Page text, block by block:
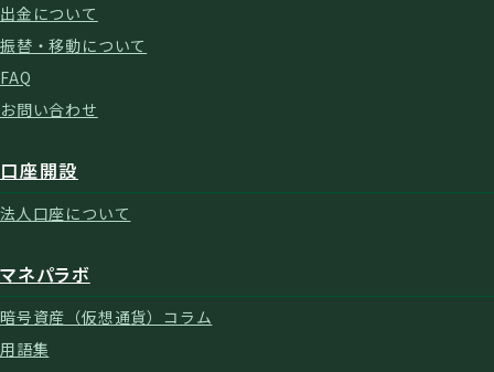
出金について
振替・移動について
FAQ
お問い合わせ
口座開設
法人口座について
マネパラボ
暗号資産（仮想通貨）コラム
用語集